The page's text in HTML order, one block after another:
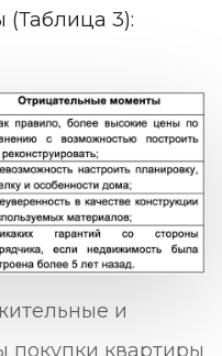
3):
и
покупки квартиры